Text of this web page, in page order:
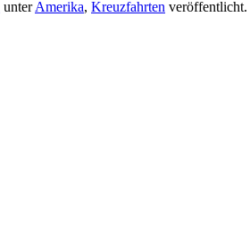
unterAmerika, Kreuzfahrten veröffentlicht.